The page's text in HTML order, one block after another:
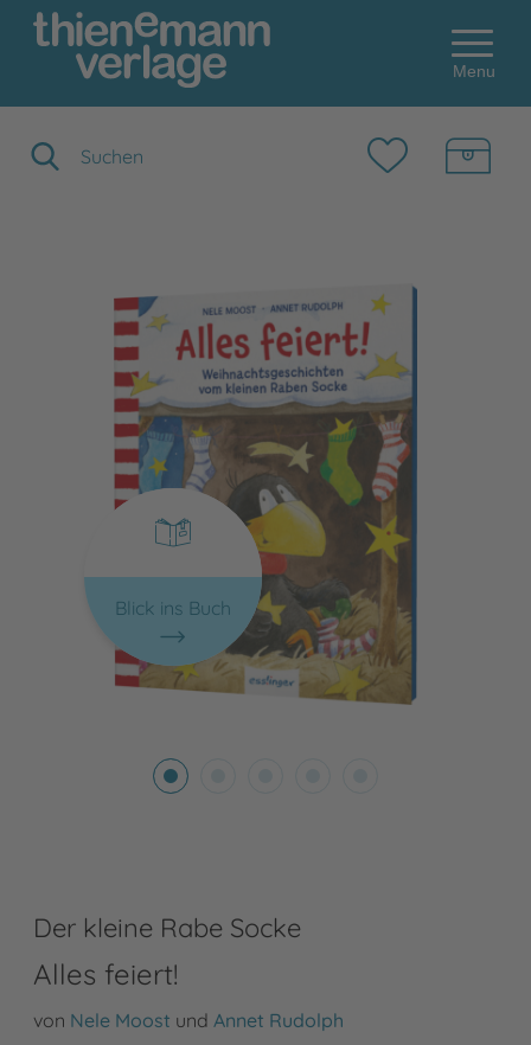
Menu
Blick ins Buch
Der kleine Rabe Socke
Alles feiert!
von Nele Moost und Annet Rudolph